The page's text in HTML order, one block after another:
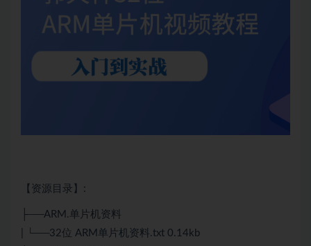
【资源目录】:
├──ARM.单片机资料
| └──32位 ARM单片机资料.txt 0.14kb